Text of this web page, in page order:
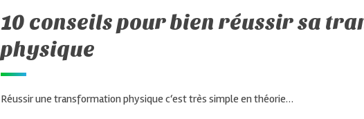
10 conseils pour bien réussir sa
physique
Réussir une transformationphysique c‘est très simple en théorie…